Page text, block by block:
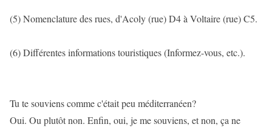
(5) Nomenclature des rues, d'Acoly (rue) D4 à Voltaire (rue) C5.
(6) Différentes informations touristiques (Informez-vous, etc.).
Tu te souviens comme c'était peu méditerranéen?
Oui. Ou plutôt non. Enfin, oui, je me souviens, et non, ça ne